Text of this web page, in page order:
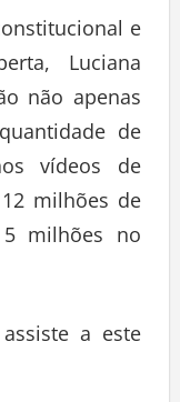
e
Luciana
não apenas
de
vídeos de
milhões de
milhões no
a este